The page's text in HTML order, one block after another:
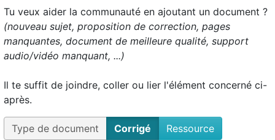
Tu veux aider la communauté en ajoutant un document ?
(nouveau sujet, proposition de correction, pages
manquantes, document de meilleure qualité, support
audio/vidéo manquant, ...)
Il te suffit de joindre, coller ou lier l'élément concerné ci-
après.
Type de document Corrigé Ressource